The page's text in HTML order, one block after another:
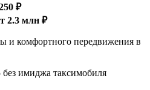
₽
2.3 млн ₽
и комфортного передвижения в
имиджа таксимобиля